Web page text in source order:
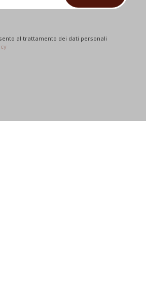
al trattamento dei dati personali